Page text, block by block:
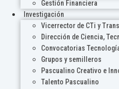
Gestión Financiera
Investigación
Vicerrector de CTi y
Dirección de Ciencia,
Convocatorias
Grupos y semilleros
Pascualino Creativo e
Talento Pascualino